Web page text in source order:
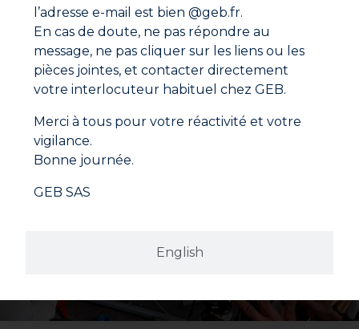
GEBs’est imposé comme une référence en matière
d’étanchéité dans le secteur dela plomberie et du
sanitaire. Nos produits sont renommés pour leur
qualité professionnelle, certains ont été soumis à des
tests rigoureux dans des laboratoires et bénéficient
Ne manquez aucune actualité
spéciales directement dans votre boîte mail.
English
l’adresse e-mail est bien @geb.fr.
En cas de doute, ne pas répondre au
message, ne pas cliquer sur les liens ou les
pièces jointes, et contacter directement
votre interlocuteur habituel chez GEB.
Merci à tous pour votre réactivité et votre
vigilance.
Bonne journée.
GEB SAS